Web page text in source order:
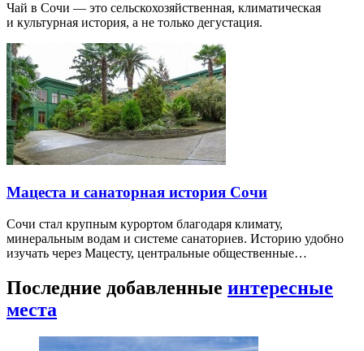
Чай в Сочи — это сельскохозяйственная, климатическая
и культурная история, а не только дегустация.
Мацеста и санаторная история Сочи
Сочи стал крупным курортом благодаря климату,
минеральным водам и системе санаториев. Историю удобно
изучать через Мацесту, центральные общественные…
Последние добавленные интересные
места